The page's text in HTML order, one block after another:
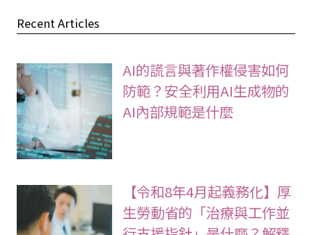
Recent Articles
AI的謊言與著作權侵害如何
防範？安全利用AI生成物的
AI內部規範是什麼
【令和8年4月起義務化】厚
生勞動省的「治療與工作並